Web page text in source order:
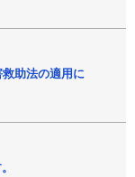
助法の適用に